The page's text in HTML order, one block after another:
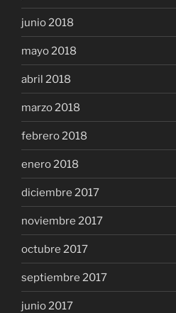
junio 2018
mayo 2018
abril 2018
marzo 2018
febrero 2018
enero 2018
diciembre 2017
noviembre 2017
octubre 2017
septiembre 2017
junio 2017